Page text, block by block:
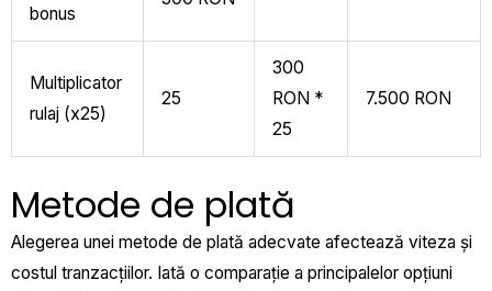
bonus
Multiplicator
rulaj (x25)
25
300
RON *
25
7.500 RON
Metode de plată
Alegerea unei metode de plată adecvate afectează viteza și
costul tranzacțiilor. Iată o comparație a principalelor opțiuni